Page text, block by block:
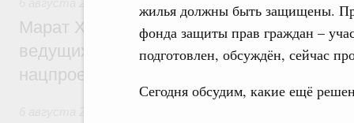
жилья должны быть защищены.
фонда защиты прав граждан –
подготовлен, обсуждён, сейчас
Сегодня обсудим, какие ещё
Марат Хуснуллин: Порядка 200
ведущих к спортивным объектам,
нацпроекту «Инфраструктура для